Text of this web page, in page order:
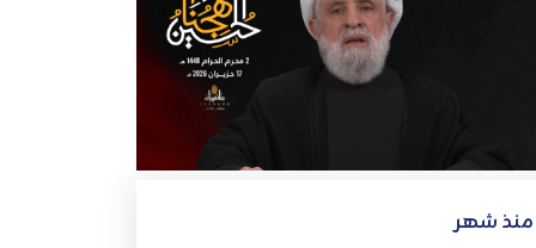
منذ شهر